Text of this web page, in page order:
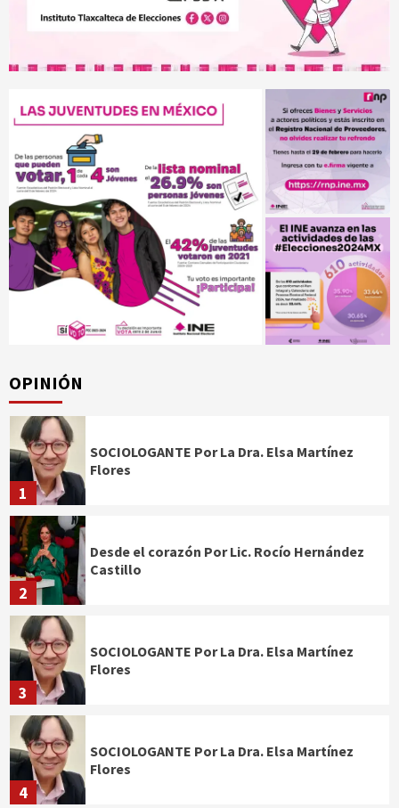
OPINIÓN
1
SOCIOLOGANTE Por La Dra. Elsa Martínez
Flores
2
Desde el corazón Por Lic. Rocío Hernández
Castillo
3
SOCIOLOGANTE Por La Dra. Elsa Martínez
Flores
4
SOCIOLOGANTE Por La Dra. Elsa Martínez
Flores